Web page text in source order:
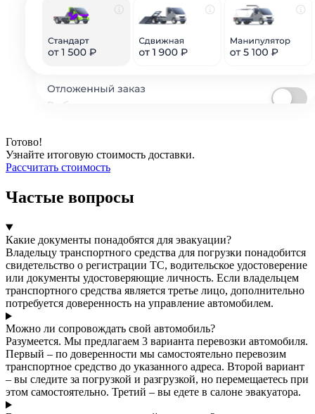
Готово!
Узнайте итоговую стоимость доставки.
Рассчитать стоимость
Частые вопросы
Какие документы понадобятся для эвакуации?
Владельцу транспортного средства для погрузки понадобится
свидетельство о регистрации ТС, водительское удостоверение
или документы удостоверяющие личность. Если владельцем
транспортного средства является третье лицо, дополнительно
потребуется доверенность на управление автомобилем.
Можно ли сопровождать свой автомобиль?
Разумеется. Мы предлагаем 3 варианта перевозки автомобиля.
Первый – по доверенности мы самостоятельно перевозим
транспортное средство до указанного адреса. Второй вариант
– вы следите за погрузкой и разгрузкой, но перемещаетесь при
этом самостоятельно. Третий – вы едете в салоне эвакуатора.